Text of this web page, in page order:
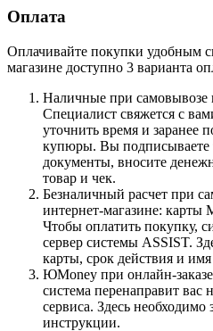
Оплата
Оплачивайте покупки удобным
магазине доступно 3 варианта
Наличные при самовывозе
Специалист свяжется с
уточнить время и заранее
купюры. Вы подписываете
документы, вносите
товар и чек.
Безналичный расчет при
интернет-магазине: карты
Чтобы оплатить покупку,
сервер системы ASSIST.
карты, срок действия и имя
ЮMoney при онлайн-
система перенаправит вас
сервиса. Здесь
инструкции.